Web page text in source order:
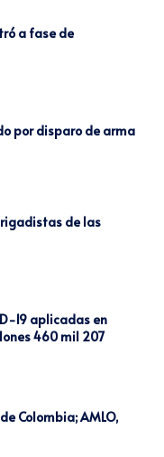
a fase de
por disparo de arma
de las
19 aplicadas en
460 mil 207
Colombia; AMLO,